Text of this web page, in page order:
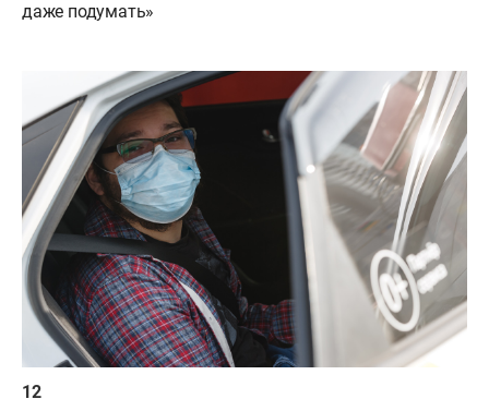
даже подумать»